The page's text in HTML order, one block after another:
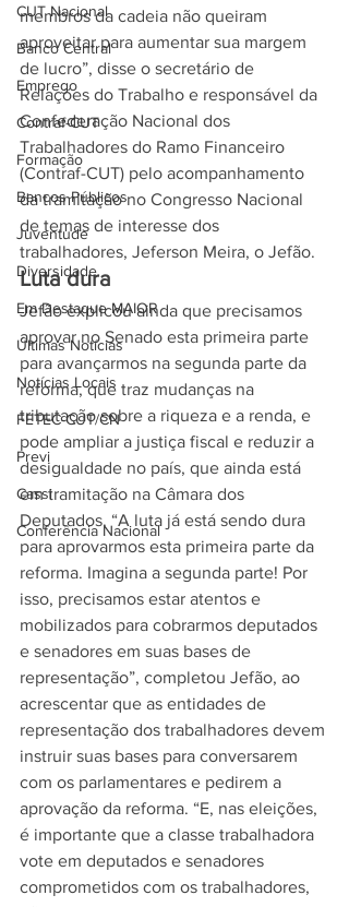
CUT Nacional
Banco Central
Emprego
Contraf-CUT
Formação
Bancos Públicos
Juventude
Diversidade
Em Destaque MAIOR
Últimas Notícias
Notícias Locais
FETEC-CUT/CN
Previ
Cassi
Conferência Nacional
membros da cadeia não queiram
aproveitar para aumentar sua margem
de lucro”, disse o secretário de
Relações do Trabalho e responsável da
Confederação Nacional dos
Trabalhadores do Ramo Financeiro
(Contraf-CUT) pelo acompanhamento
da tramitação no Congresso Nacional
de temas de interesse dos
trabalhadores, Jeferson Meira, o Jefão.
Luta dura
Jefão explicou ainda que precisamos
aprovar no Senado esta primeira parte
para avançarmos na segunda parte da
reforma, que traz mudanças na
tributação sobre a riqueza e a renda, e
pode ampliar a justiça fiscal e reduzir a
desigualdade no país, que ainda está
em tramitação na Câmara dos
Deputados. “A luta já está sendo dura
para aprovarmos esta primeira parte da
reforma. Imagina a segunda parte! Por
isso, precisamos estar atentos e
mobilizados para cobrarmos deputados
e senadores em suas bases de
representação”, completou Jefão, ao
acrescentar que as entidades de
representação dos trabalhadores devem
instruir suas bases para conversarem
com os parlamentares e pedirem a
aprovação da reforma. “E, nas eleições,
é importante que a classe trabalhadora
vote em deputados e senadores
comprometidos com os trabalhadores,